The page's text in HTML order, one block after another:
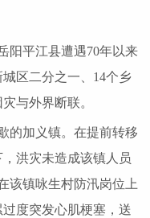
阳平江县遭遇70年以来
区二分之一、14个乡
与外界断联。
的加义镇。在提前转移
洪灾未造成该镇人员
该镇咏生村防汛岗位上
度突发心肌梗塞，送